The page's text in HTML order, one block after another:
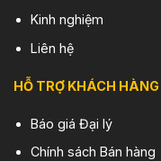
Kinh nghiệm
Liên hệ
HỖ TRỢ KHÁCH HÀNG
Báo giá Đại lý
Chính sách Bán hàng